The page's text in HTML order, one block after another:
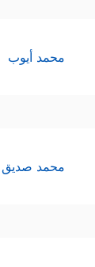
محمد أيوب
محمد صديق